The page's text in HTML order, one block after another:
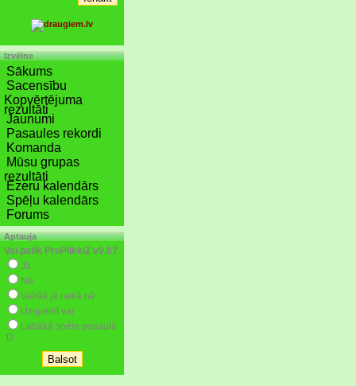
Izvēlne
Sākums
Sacensību
Kopvērtējuma
rezultāti
Jaunumi
Pasaules rekordi
Komanda
Mūsu grupas
rezultāti
Ezeru kalendārs
Spēļu kalendārs
Forums
Aptauja
Vai patīk ProPilkki2 v0.8?
Jā
Nē
Vairāk jā,nekā nē
Uzspēlēt var
Labākā spēle pasaulē
:D